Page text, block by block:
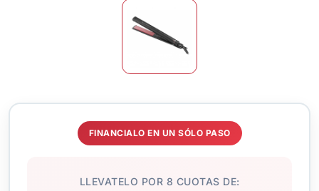
FINANCIALO EN UN SÓLO PASO
LLEVATELO POR 8 CUOTAS DE: